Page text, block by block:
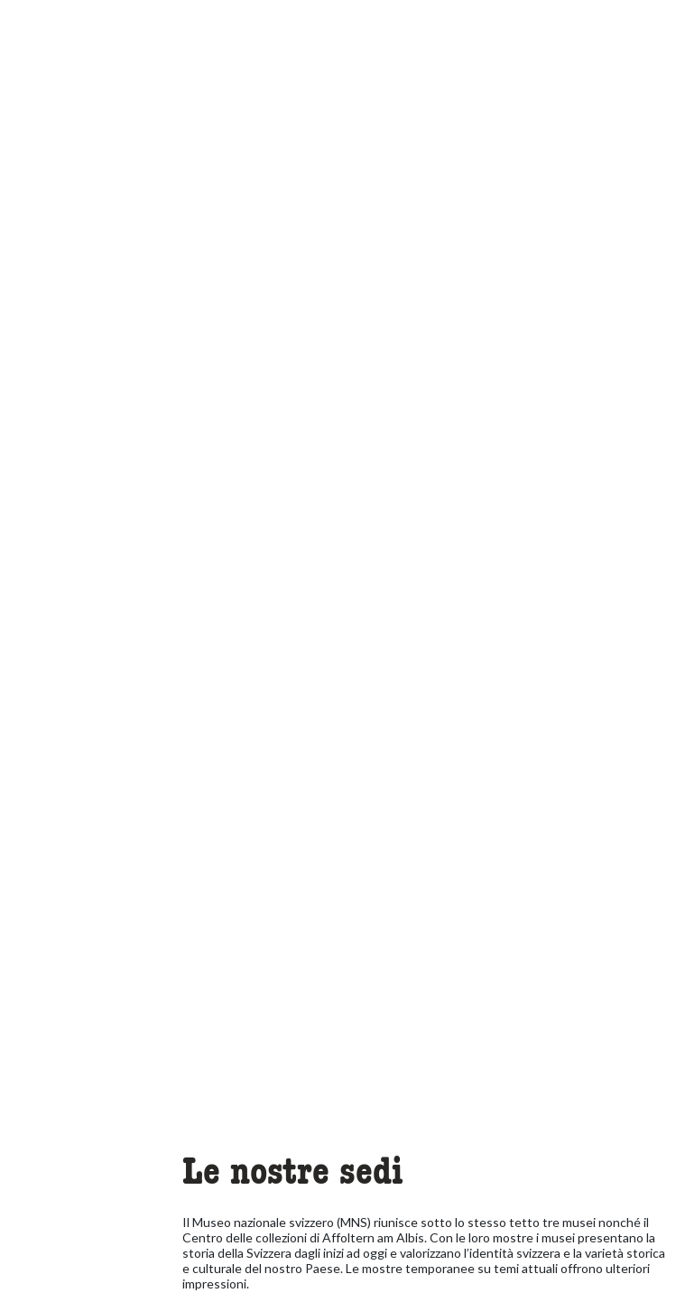
Le nostre sedi
Il Museo nazionale svizzero (MNS) riunisce sotto lo stesso tetto tre musei nonché il
Centro delle collezioni di Affoltern am Albis. Con le loro mostre i musei presentano la
storia della Svizzera dagli inizi ad oggi e valorizzano l’identità svizzera e la varietà storica
e culturale del nostro Paese. Le mostre temporanee su temi attuali offrono ulteriori
impressioni.